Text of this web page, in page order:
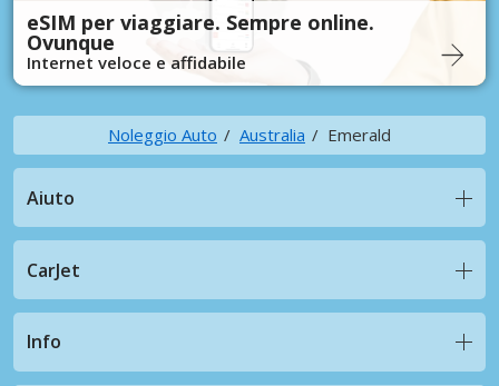
eSIM per viaggiare. Sempre online.
Ovunque
Internet veloce e affidabile
Noleggio Auto Australia Emerald
Aiuto
CarJet
Info